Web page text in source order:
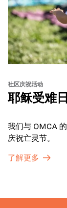
社区庆祝活动
耶稣受难日
我们与 OMCA
庆祝亡灵节。
了解更多